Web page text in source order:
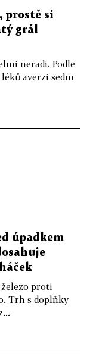
prostě si
grál
neradi. Podle
averzi sedm
úpadkem
proti
Trh s doplňky